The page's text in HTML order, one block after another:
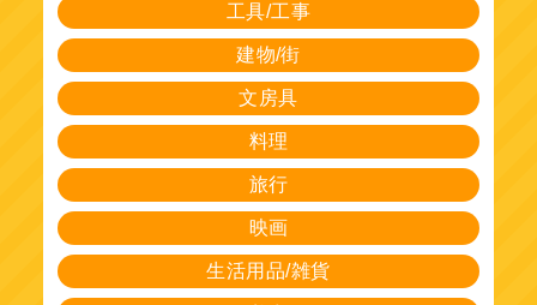
工具/工事
建物/街
文房具
料理
旅行
映画
生活用品/雑貨